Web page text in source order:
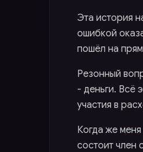
Эта история
ошибкой
пошёл на
Резонный
- деньги. Всё
участия в
Когда же
состоит член